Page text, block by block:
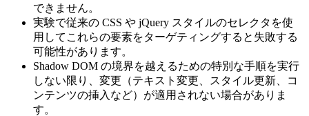
できません。
実験で従来の CSS や jQuery スタイルのセレクタを使
用してこれらの要素をターゲティングすると失敗する
可能性があります。
Shadow DOM の境界を越えるための特別な手順を実行
しない限り、変更（テキスト変更、スタイル更新、コ
ンテンツの挿入など）が適用されない場合がありま
す。